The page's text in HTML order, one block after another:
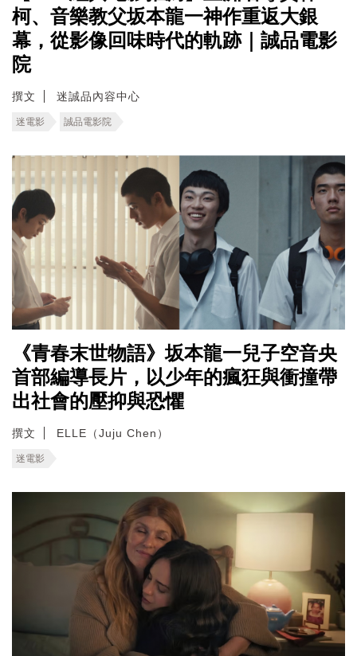
柯、音樂教父坂本龍一神作重返大銀
幕，從影像回味時代的軌跡｜誠品電影
院
撰文 迷誠品內容中心
迷電影 誠品電影院
《青春末世物語》坂本龍一兒子空音央
首部編導長片，以少年的瘋狂與衝撞帶
出社會的壓抑與恐懼
撰文 ELLE（Juju Chen）
迷電影